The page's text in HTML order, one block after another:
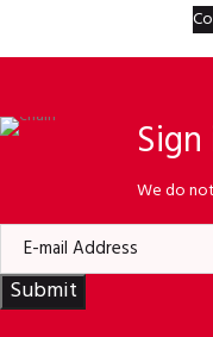
We do
Submit